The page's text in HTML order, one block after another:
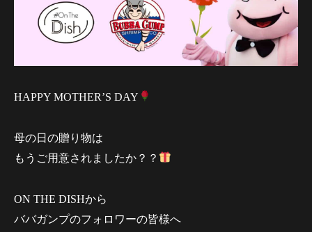
HAPPY MOTHER’S DAY
母の日の贈り物は
もうご用意されましたか？？
ON THE DISHから
ババガンプのフォロワーの皆様へ